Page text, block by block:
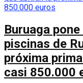
Buruaga
piscinas de
próxima
casi 850.000